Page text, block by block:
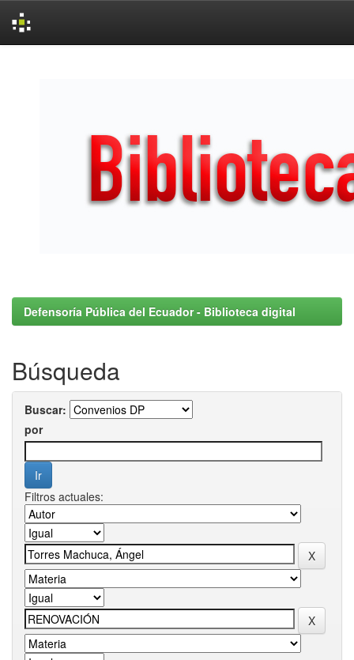
Defensoría Pública del Ecuador - Biblioteca digital
Búsqueda
Buscar:
por
Filtros actuales: